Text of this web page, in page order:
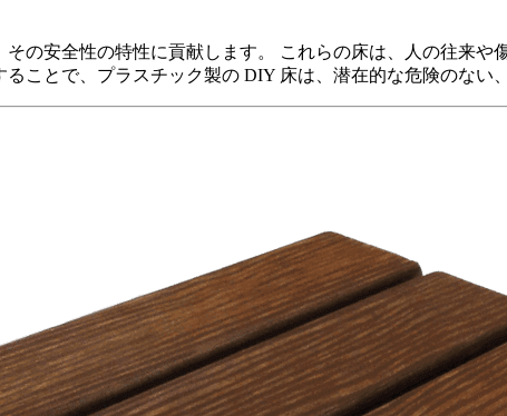
の安全性の特性に貢献します。 これらの床は、人の往来
ことで、プラスチック製の DIY 床は、潜在的な危険のない